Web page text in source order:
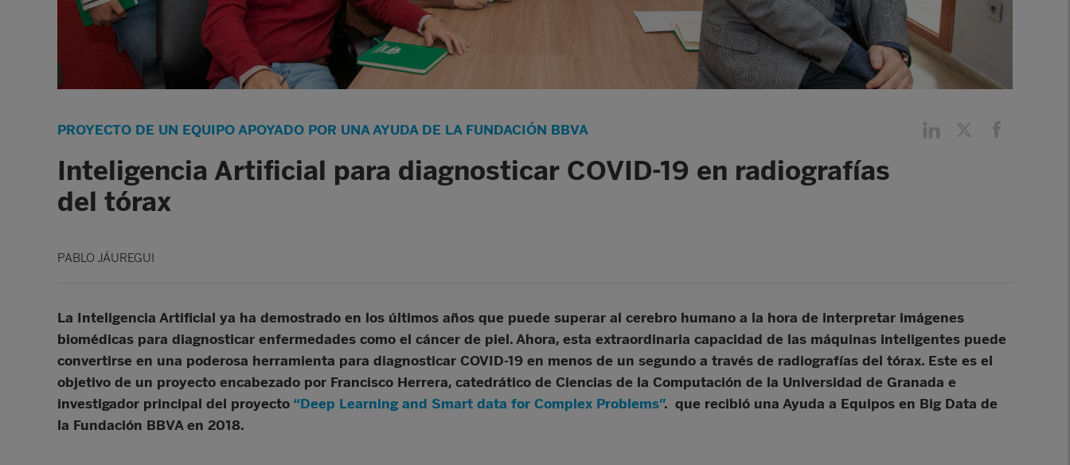
PROYECTO DE UN EQUIPO APOYADO POR UNA AYUDA DE LA FUNDACIÓN BBVA
Inteligencia Artificial para diagnosticar COVID-19 en radiografías
del tórax
PABLO JÁUREGUI
La Inteligencia Artificial ya ha demostrado en los últimos años que puede superar al cerebro humano a la hora de interpretar imágenes
biomédicas para diagnosticar enfermedades como el cáncer de piel. Ahora, esta extraordinaria capacidad de las máquinas inteligentes puede
convertirse en una poderosa herramienta para diagnosticar COVID-19 en menos de un segundo a través de radiografías del tórax. Este es el
objetivo de un proyecto encabezado por Francisco Herrera, catedrático de Ciencias de la Computación de la Universidad de Granada e
investigador principal del proyecto “Deep Learning and Smart data for Complex Problems”. que recibió una Ayuda a Equipos en Big Data de
la Fundación BBVA en 2018.